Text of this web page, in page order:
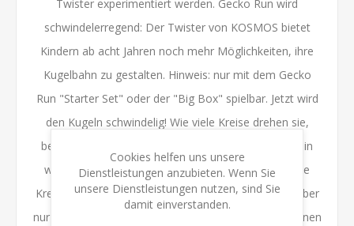
Twister experimentiert werden. Gecko Run wird
schwindelerregend: Der Twister von KOSMOS bietet
Kindern ab acht Jahren noch mehr Möglichkeiten, ihre
Kugelbahn zu gestalten. Hinweis: nur mit dem Gecko
Run "Starter Set" oder der "Big Box" spielbar. Jetzt wird
den Kugeln schwindelig! Wie viele Kreise drehen sie,
bevor sie im Loch des Twisters verschwinden? Und in
welchem Winkel starten die Kugeln am besten in die
Kreisel-Action? Erste Tipps gibt es in der Anleitung, aber
nur wer selber tüftelt wird zum Meister! Mit jeder kleinen
Cookies helfen uns unsere
Dienstleistungen anzubieten. Wenn Sie
unsere Dienstleistungen nutzen, sind Sie
damit einverstanden.